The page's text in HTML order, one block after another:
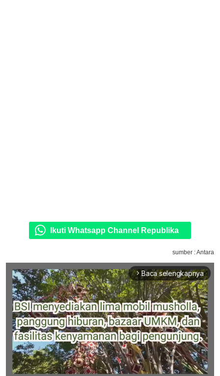
Ikuti Whatsapp Channel Republika
sumber : Antara
arrow_forward_ios Baca selengkapnya